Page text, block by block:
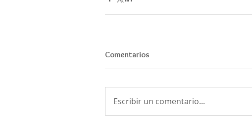
Comentarios
Escribir un comentario...